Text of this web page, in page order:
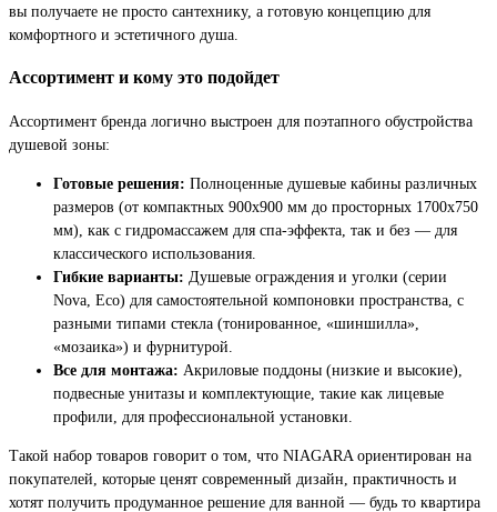
вы получаете не просто сантехнику, а готовую концепцию для
комфортного и эстетичного душа.
Ассортимент и кому это подойдет
Ассортимент бренда логично выстроен для поэтапного обустройства
душевой зоны:
Готовые решения: Полноценные душевые кабины различных
размеров (от компактных 900х900 мм до просторных 1700х750
мм), как с гидромассажем для спа-эффекта, так и без — для
классического использования.
Гибкие варианты: Душевые ограждения и уголки (серии
Nova, Eco) для самостоятельной компоновки пространства, с
разными типами стекла (тонированное, «шиншилла»,
«мозаика») и фурнитурой.
Все для монтажа: Акриловые поддоны (низкие и высокие),
подвесные унитазы и комплектующие, такие как лицевые
профили, для профессиональной установки.
Такой набор товаров говорит о том, что NIAGARA ориентирован на
покупателей, которые ценят современный дизайн, практичность и
хотят получить продуманное решение для ванной — будь то квартира